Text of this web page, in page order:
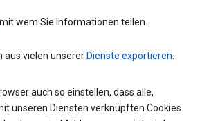
wem Sie Informationen teilen.
aus vielen unserer Dienste exportieren.
auch so einstellen, dass alle,
unseren Diensten verknüpften Cookies